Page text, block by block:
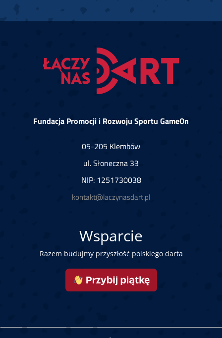
Fundacja Promocji i Rozwoju Sportu GameOn
05-205 Klembów
ul. Słoneczna 33
NIP: 1251730038
kontakt@laczynasdart.pl
Wsparcie
Razem budujmy przyszłość polskiego darta